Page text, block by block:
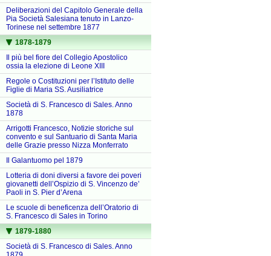
Deliberazioni del Capitolo Generale della
Pia Società Salesiana tenuto in Lanzo-
Torinese nel settembre 1877
1878-1879
Il più bel fiore del Collegio Apostolico
ossia la elezione di Leone XIII
Regole o Costituzioni per l’Istituto delle
Figlie di Maria SS. Ausiliatrice
Società di S. Francesco di Sales. Anno
1878
Arrigotti Francesco, Notizie storiche sul
convento e sul Santuario di Santa Maria
delle Grazie presso Nizza Monferrato
Il Galantuomo pel 1879
Lotteria di doni diversi a favore dei poveri
giovanetti dell’Ospizio di S. Vincenzo de’
Paoli in S. Pier d’Arena
Le scuole di beneficenza dell’Oratorio di
S. Francesco di Sales in Torino
1879-1880
Società di S. Francesco di Sales. Anno